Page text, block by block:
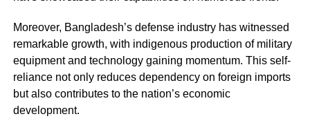
Moreover, Bangladesh’s defense industry has witnessed
remarkable growth, with indigenous production of military
equipment and technology gaining momentum. This self-
reliance not only reduces dependency on foreign imports
but also contributes to the nation’s economic
development.